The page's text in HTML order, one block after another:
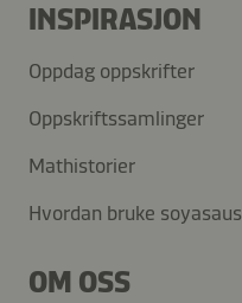
INSPIRASJON
Oppdag oppskrifter
Oppskriftssamlinger
Mathistorier
Hvordan bruke soyasaus
OM OSS